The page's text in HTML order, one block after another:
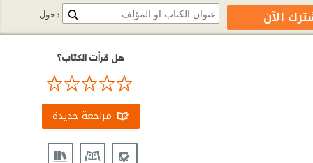
هل قرأت الكتاب؟
مراجعة جديدة
دخول الآن